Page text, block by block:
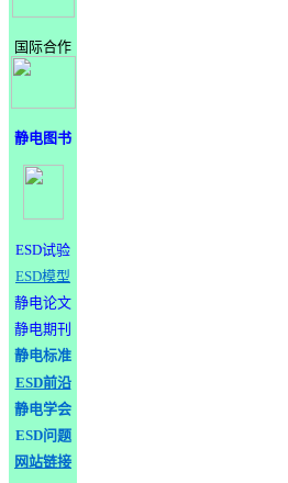
国际合作
静电图书
ESD试验
ESD模型
静电论文
静电期刊
静电标准
ESD前沿
静电学会
ESD问题
网站链接